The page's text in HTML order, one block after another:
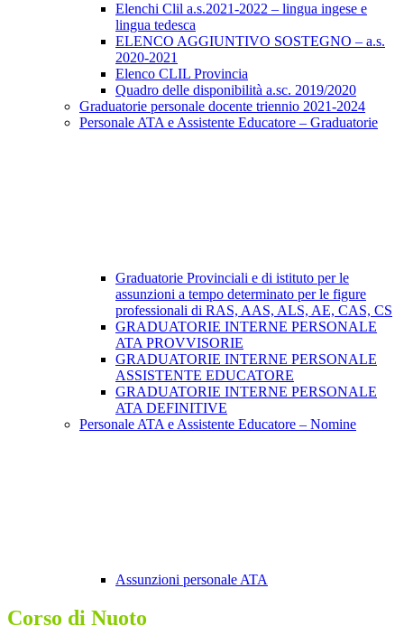
Elenchi Clil a.s.2021-2022 – lingua ingese e
lingua tedesca
ELENCO AGGIUNTIVO SOSTEGNO – a.s.
2020-2021
Elenco CLIL Provincia
Quadro delle disponibilità a.sc. 2019/2020
Graduatorie personale docente triennio 2021-2024
Personale ATA e Assistente Educatore – Graduatorie
Graduatorie Provinciali e di istituto per le
assunzioni a tempo determinato per le figure
professionali di RAS, AAS, ALS, AE, CAS, CS
GRADUATORIE INTERNE PERSONALE
ATA PROVVISORIE
GRADUATORIE INTERNE PERSONALE
ASSISTENTE EDUCATORE
GRADUATORIE INTERNE PERSONALE
ATA DEFINITIVE
Personale ATA e Assistente Educatore – Nomine
Assunzioni personale ATA
Corso di Nuoto